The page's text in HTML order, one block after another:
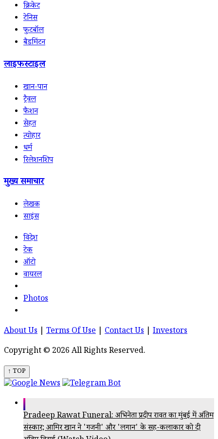
क्रिकेट
टेनिस
फुटबॉल
बैडमिंटन
लाइफस्टाइल
खान-पान
ट्रैवल
फैशन
सेहत
त्योहार
धर्म
रिलेशनशिप
मुख्य समाचार
लेखक
साइंस
विदेश
टेक
ऑटो
वायरल
Photos
About Us Terms Of Use Contact Us
Investors
Copyright © 2026 All Rights Reserved.
↑ TOP
Pradeep Rawat Funeral: अभिनेता प्रदीप रावत का मुंबई में अंतिम
संस्कार; आमिर खान ने 'गजनी' और 'लगान' के सह-कलाकार को दी